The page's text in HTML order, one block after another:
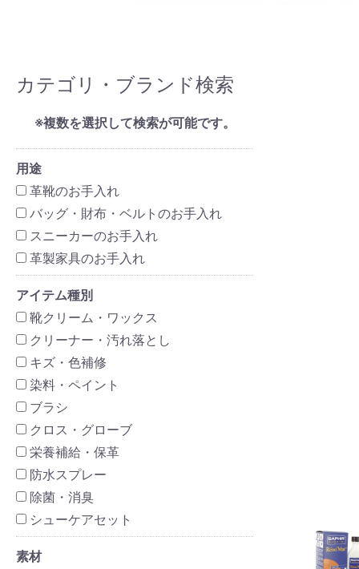
カテゴリ・ブランド検索
※複数を選択して検索が可能です。
用途
革靴のお手入れ
バッグ・財布・ベルトのお手入れ
スニーカーのお手入れ
革製家具のお手入れ
アイテム種別
靴クリーム・ワックス
クリーナー・汚れ落とし
キズ・色補修
染料・ペイント
ブラシ
クロス・グローブ
栄養補給・保革
防水スプレー
除菌・消臭
シューケアセット
素材